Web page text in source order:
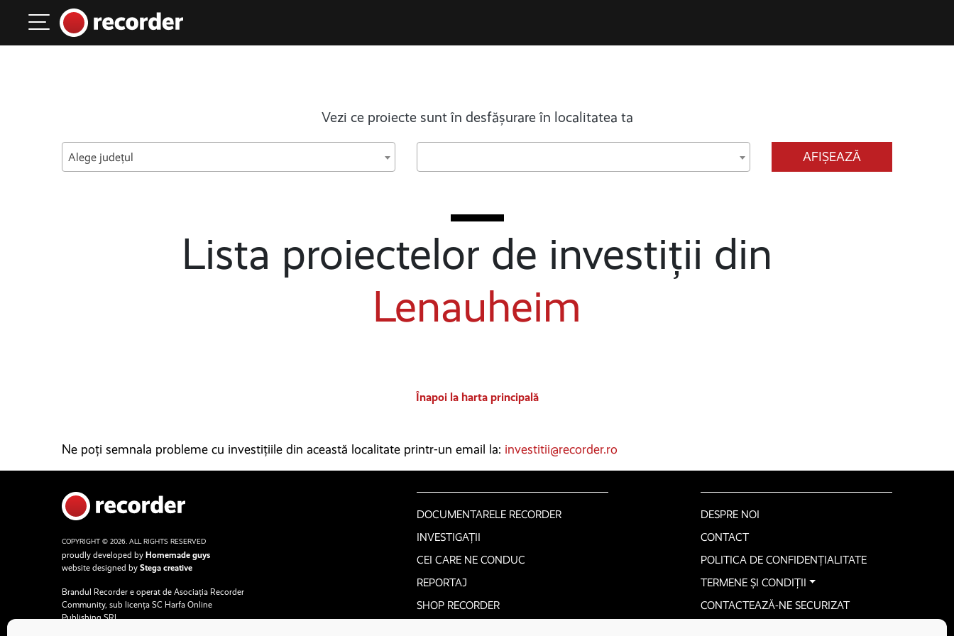
Main Navigation
Vezi ce proiecte sunt în desfășurare în localitatea ta
Alege județul AFIȘEAZĂ
Lista proiectelor de investiții din
Lenauheim
Înapoi la harta principală
Ne poți semnala probleme cu investițiile din această localitate printr-un email la: investitii@recorder.ro
COPYRIGHT © 2026. ALL RIGHTS RESERVED
proudly developed by Homemade guys
website designed by Stega creative
Brandul Recorder e operat de Asociația Recorder
Community, sub licența SC Harfa Online
Publishing SRL.
DOCUMENTARELE RECORDER
INVESTIGAȚII
CEI CARE NE CONDUC
REPORTAJ
SHOP RECORDER
DESPRE NOI
CONTACT
POLITICA DE CONFIDENȚIALITATE
TERMENE ȘI CONDIȚII
CONTACTEAZĂ-NE SECURIZAT